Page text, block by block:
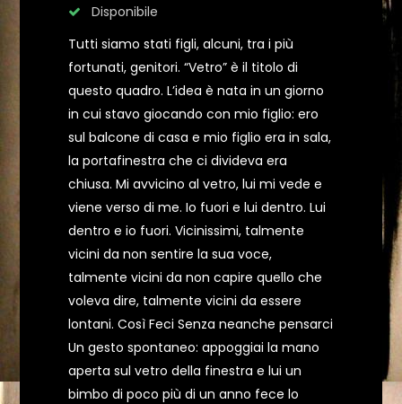
Disponibile
Tutti siamo stati figli, alcuni, tra i più
fortunati, genitori. “Vetro” è il titolo di
questo quadro. L’idea è nata in un giorno
in cui stavo giocando con mio figlio: ero
sul balcone di casa e mio figlio era in sala,
la portafinestra che ci divideva era
chiusa. Mi avvicino al vetro, lui mi vede e
viene verso di me. Io fuori e lui dentro. Lui
dentro e io fuori. Vicinissimi, talmente
vicini da non sentire la sua voce,
talmente vicini da non capire quello che
voleva dire, talmente vicini da essere
lontani. Così Feci Senza neanche pensarci
Un gesto spontaneo: appoggiai la mano
aperta sul vetro della finestra e lui un
bimbo di poco più di un anno fece lo